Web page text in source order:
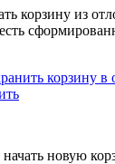
корзину из
корзину в
новую